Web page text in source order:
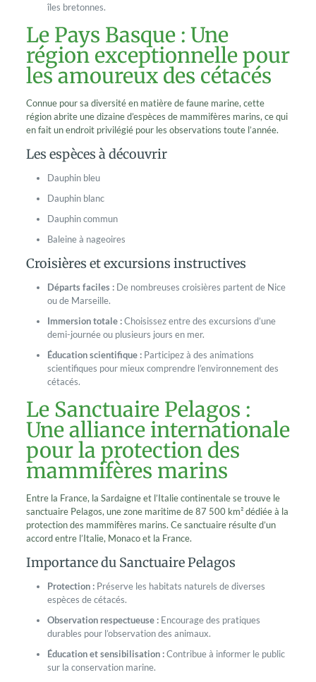
îles bretonnes.
Le Pays Basque : Une
région exceptionnelle pour
les amoureux des cétacés
Connue pour sa diversité en matière de faune marine, cette
région abrite une dizaine d’espèces de mammifères marins, ce qui
en fait un endroit privilégié pour les observations toute l’année.
Les espèces à découvrir
Dauphin bleu
Dauphin blanc
Dauphin commun
Baleine à nageoires
Croisières et excursions instructives
Départs faciles :De nombreuses croisières partent de Nice
ou de Marseille.
Immersion totale :Choisissez entre des excursions d’une
demi-journée ou plusieurs jours en mer.
Éducation scientifique :Participez à des animations
scientifiques pour mieux comprendre l’environnement des
cétacés.
Le Sanctuaire Pelagos :
Une alliance internationale
pour la protection des
mammifères marins
Entre la France, la Sardaigne et l’Italie continentale se trouve le
sanctuaire Pelagos, une zone maritime de 87 500 km² dédiée à la
protection des mammifères marins. Ce sanctuaire résulte d’un
accord entre l’Italie, Monaco et la France.
Importance du Sanctuaire Pelagos
Protection :Préserve les habitats naturels de diverses
espèces de cétacés.
Observation respectueuse :Encourage des pratiques
durables pour l’observation des animaux.
Éducation et sensibilisation :Contribue à informer le public
sur la conservation marine.